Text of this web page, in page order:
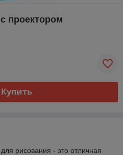
проектором
Купить
рисования - это отличная